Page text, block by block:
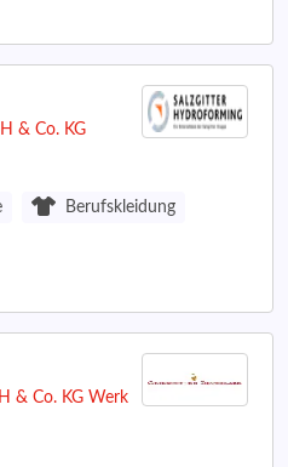
& Co. KG
Berufskleidung
& Co. KG Werk